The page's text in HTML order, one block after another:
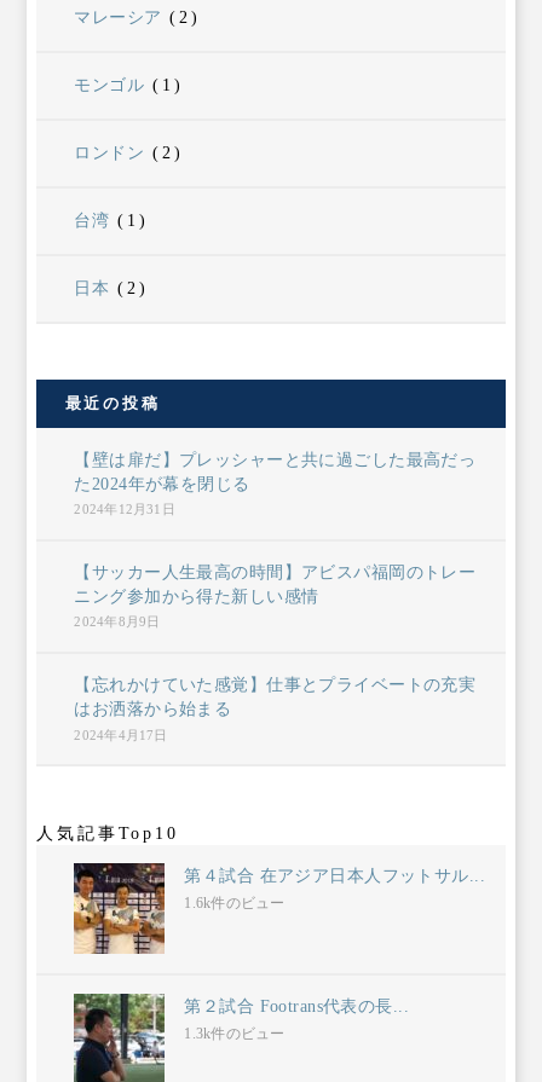
マレーシア (2)
モンゴル (1)
ロンドン (2)
台湾 (1)
日本 (2)
最近の投稿
【壁は扉だ】プレッシャーと共に過ごした最高だっ
た2024年が幕を閉じる
2024年12月31日
【サッカー人生最高の時間】アビスパ福岡のトレー
ニング参加から得た新しい感情
2024年8月9日
【忘れかけていた感覚】仕事とプライベートの充実
はお洒落から始まる
2024年4月17日
人気記事Top10
第４試合 在アジア日本人フットサル...
1.6k件のビュー
第２試合 Footrans代表の長...
1.3k件のビュー